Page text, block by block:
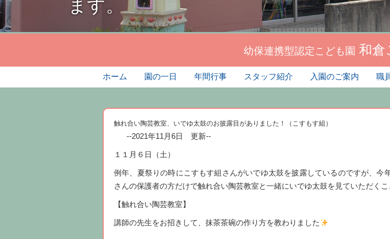
ます。
幼保連携型認定こども園 和倉
ホーム 園の一日 年間行事 スタッフ紹介 入園のご案内 職
触れ合い陶芸教室、いでゆ太鼓のお披露目がありました！（こすもす組）
--2021年11月6日 更新--
１１月６日（土）
例年、夏祭りの時にこすもす組さんがいでゆ太鼓を披露しているのですが、今
さんの保護者の方だけで触れ合い陶芸教室と一緒にいでゆ太鼓を見ていただくこ
【触れ合い陶芸教室】
講師の先生をお招きして、抹茶茶碗の作り方を教わりました